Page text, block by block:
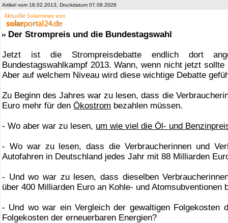
Artikel vom 18.02.2013, Druckdatum 07.08.2026
Der Strompreis und die Bundestagswahl
Jetzt ist die Strompreisdebatte endlich dort
Bundestagswahlkampf 2013. Wann, wenn nicht jetzt
Aber auf welchem Niveau wird diese wichtige Debatte
Zu Beginn des Jahres war zu lesen, dass die
Euro mehr für den Ökostrom bezahlen müssen.
- Wo aber war zu lesen, um wie viel die Öl- und
- Wo war zu lesen, dass die Verbraucherinnen und
Autofahren in Deutschland jedes Jahr mit 88 Milliarden
- Und wo war zu lesen, dass dieselben
über 400 Milliarden Euro an Kohle- und Atomsubventionen
- Und wo war ein Vergleich der gewaltigen Folgekosten
Folgekosten der erneuerbaren Energien?